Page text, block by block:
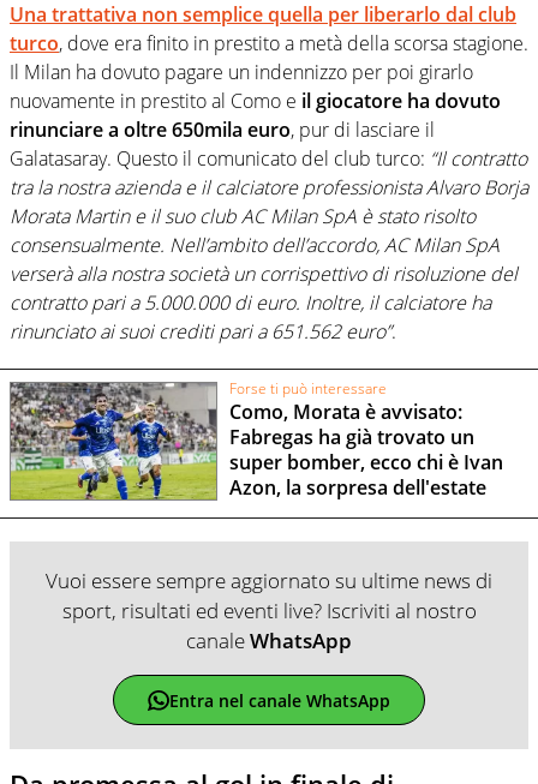
Una trattativa non semplice quella per liberarlo dal club
turco, dove era finito in prestito a metà della scorsa stagione.
Il Milan ha dovuto pagare un indennizzo per poi girarlo
nuovamente in prestito al Como e il giocatore ha dovuto
rinunciare a oltre 650mila euro, pur di lasciare il
Galatasaray. Questo il comunicato del club turco: “Il contratto
tra la nostra azienda e il calciatore professionista Alvaro Borja
Morata Martin e il suo club AC Milan SpA è stato risolto
consensualmente. Nell’ambito dell’accordo, AC Milan SpA
verserà alla nostra società un corrispettivo di risoluzione del
contratto pari a 5.000.000 di euro. Inoltre, il calciatore ha
rinunciato ai suoi crediti pari a 651.562 euro”.
Forse ti può interessare
Como, Morata è avvisato:
Fabregas ha già trovato un
super bomber, ecco chi è Ivan
Azon, la sorpresa dell'estate
Vuoi essere sempre aggiornato su ultime news di
sport, risultati ed eventi live? Iscriviti al nostro
canaleWhatsApp
Entra nel canale WhatsApp